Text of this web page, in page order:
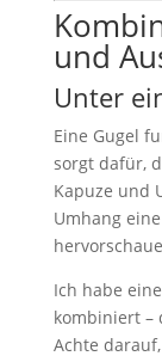
und
Unter
Eine Gugel
sorgt dafür,
Kapuze und
Umhang
Ich habe
kombiniert –
Achte